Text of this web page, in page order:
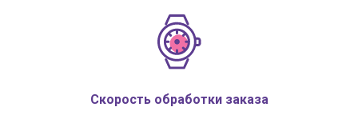
Скорость обработки заказа